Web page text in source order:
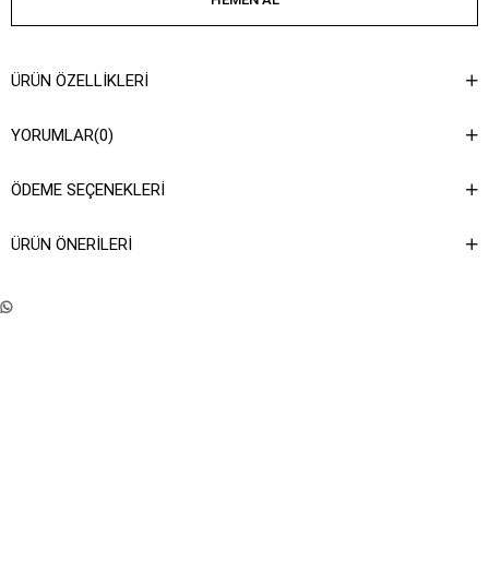
ÜRÜN ÖZELLIKLERI
YORUMLAR(0)
ÖDEME SEÇENEKLERI
ÜRÜN ÖNERILERI